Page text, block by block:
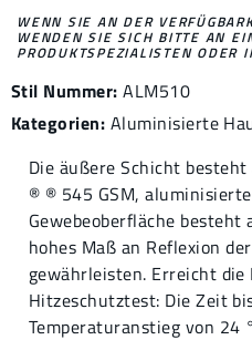
WENN SIE AN DER
WENDEN SIE SICH BITTE AN
PRODUKTSPEZIALISTEN ODER
Stil Nummer: ALM510
Kategorien: Aluminisierte
Die äußere Schicht
® ® 545 GSM,
Gewebeoberfläche
hohes Maß an Reflexion
gewährleisten. Erreicht die
Hitzeschutztest: Die Zeit
Temperaturanstieg von 24